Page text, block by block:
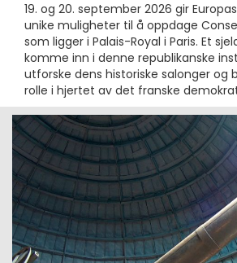
19. og 20. september 2026 gir
unike muligheter til å oppdage
som ligger i Palais-Royal i Paris. Et
komme inn i denne republikanske
utforske dens historiske salonger og
rolle i hjertet av det franske